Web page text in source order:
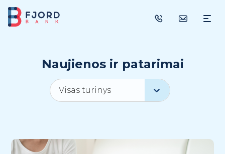
PASKOLOS
Paskola automobiliui
Paskola būsto remontui
Žalioji paskola
Naujienos ir patarimai
Visas turinys